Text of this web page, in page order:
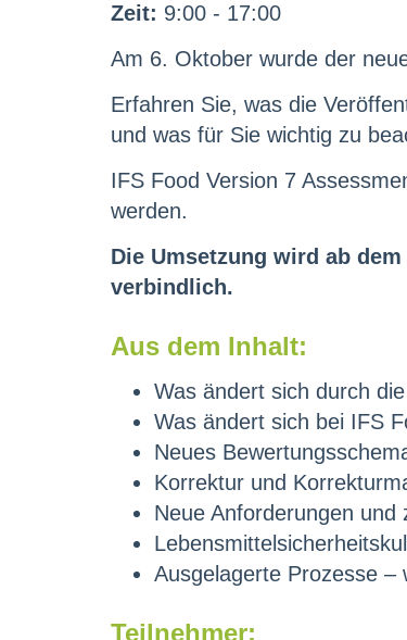
Zeit: 9:00 - 17:00
Am 6. Oktober wurde der
Erfahren Sie, was die
und was für Sie wichtig zu
IFS Food Version 7
werden.
Die Umsetzung wird ab
verbindlich.
Aus dem Inhalt:
Was ändert sich durch
Was ändert sich bei IFS
Neues
Korrektur und
Neue Anforderungen
Ausgelagerte Prozesse –
Teilnehmer: